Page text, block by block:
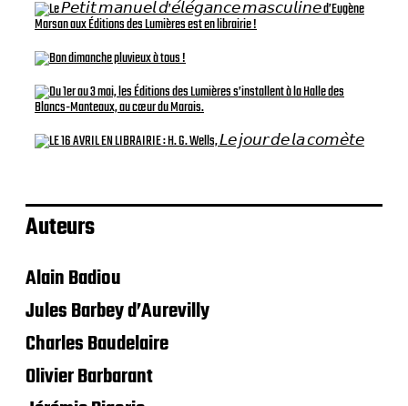
Auteurs
Alain Badiou
Jules Barbey d’Aurevilly
Charles Baudelaire
Olivier Barbarant